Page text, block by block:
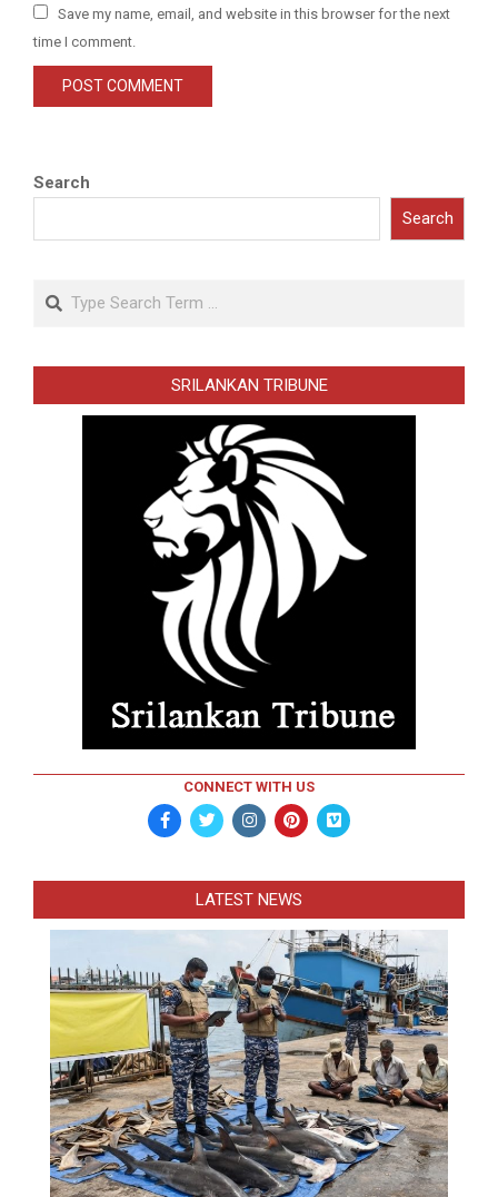
Save my name, email, and website in this browser for the next
time I comment.
Search
Search
Search
SRILANKAN TRIBUNE
CONNECT WITH US
LATEST NEWS